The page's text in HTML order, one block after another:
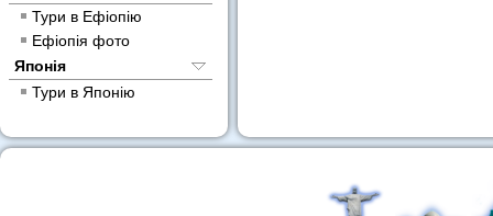
Тури в Ефіопію
Ефіопія фото
Японія
Тури в Японію